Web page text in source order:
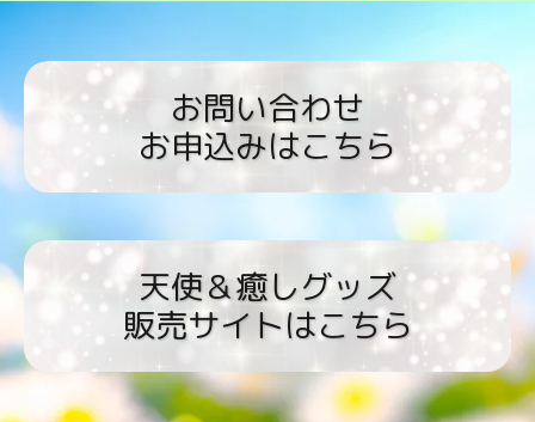
お問い合わせ
お申込みはこちら
天使＆癒しグッズ
販売サイトはこちら